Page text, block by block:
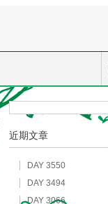
近期文章
DAY 3550
DAY 3494
DAY 3066